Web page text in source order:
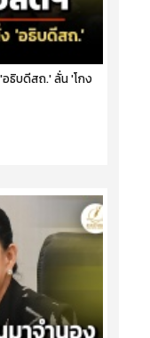
ธิบดีสถ.' ลั่น 'โกง